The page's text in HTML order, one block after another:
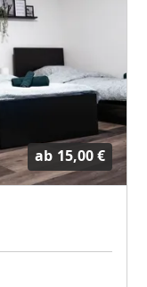
ab 15,00 €